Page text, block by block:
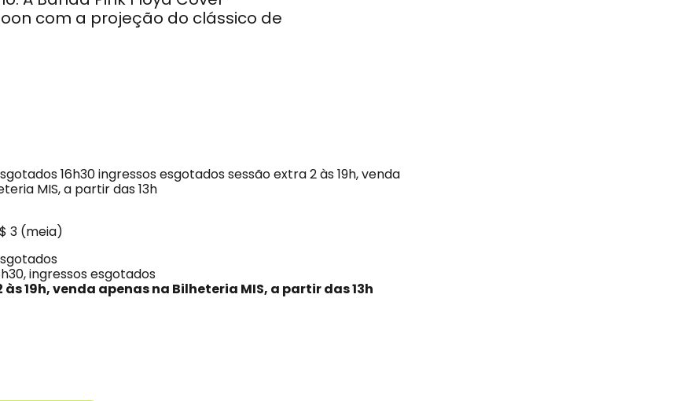
com a projeção do clássico de
16h30 ingressos esgotados sessão extra 2 às 19h, venda
MIS, a partir das 13h
3 (meia)
ingressos esgotados
às 19h, venda apenas na Bilheteria MIS, a partir das 13h